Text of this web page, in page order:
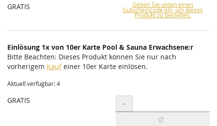
GRATIS Geben Sie unten einen
Gutscheincode ein, um dieses
Produkt zu bestellen.
Einlösung 1x von 10er Karte Pool & Sauna Erwachsene:r
Bitte Beachten: Dieses Produkt können Sie nur nach
vorherigem Kaufeiner 10er Karte einlösen.
Aktuell verfügbar: 4
GRATIS Menge
-